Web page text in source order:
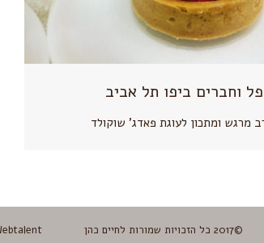
וחברים ביפו תל אביב
מרגש ומתכון לעוגת פאדג' שוקולד
©2017 כל הזכויות שמורות לחיים כהן